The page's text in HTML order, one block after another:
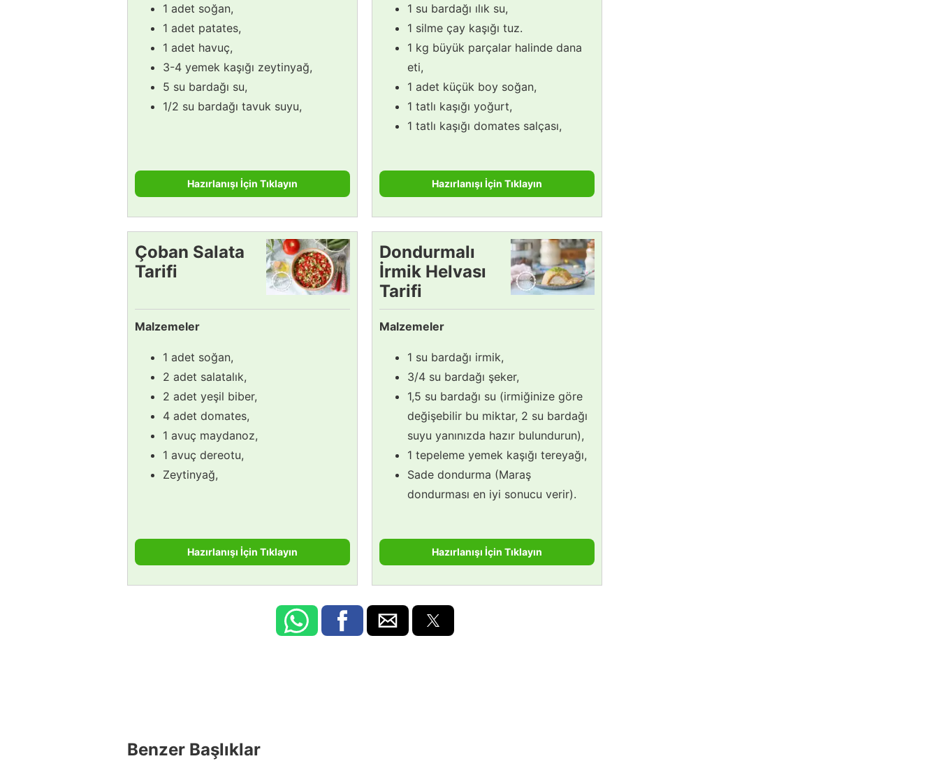
1 adet soğan,
1 adet patates,
1 adet havuç,
3-4 yemek kaşığı zeytinyağ,
5 su bardağı su,
1/2 su bardağı tavuk suyu,
Hazırlanışı İçin Tıklayın
1 su bardağı ılık su,
1 silme çay kaşığı tuz.
1 kg büyük parçalar halinde dana
eti,
1 adet küçük boy soğan,
1 tatlı kaşığı yoğurt,
1 tatlı kaşığı domates salçası,
Hazırlanışı İçin Tıklayın
Çoban Salata
Tarifi
Malzemeler
1 adet soğan,
2 adet salatalık,
2 adet yeşil biber,
4 adet domates,
1 avuç maydanoz,
1 avuç dereotu,
Zeytinyağ,
Hazırlanışı İçin Tıklayın
Dondurmalı
İrmik Helvası
Tarifi
Malzemeler
1 su bardağı irmik,
3/4 su bardağı şeker,
1,5 su bardağı su (irmiğinize göre
değişebilir bu miktar, 2 su bardağı
suyu yanınızda hazır bulundurun),
1 tepeleme yemek kaşığı tereyağı,
Sade dondurma (Maraş
dondurması en iyi sonucu verir).
Hazırlanışı İçin Tıklayın
Benzer Başlıklar